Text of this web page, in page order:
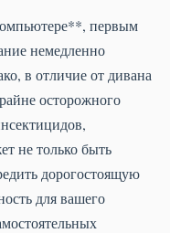
первым
немедленно
в отличие от дивана
осторожного
не только быть
дорогостоящую
для вашего